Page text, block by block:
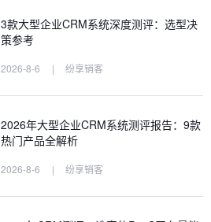
3款大型企业CRM系统深度测评：选型决
策参考
2026-8-6 | 纷享销客
2026年大型企业CRM系统测评报告：9款
热门产品全解析
2026-8-6 | 纷享销客